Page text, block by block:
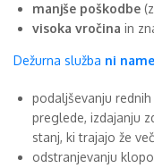
manjše poškodbe
visoka vročina in
Dežurna služba ni
podaljševanju
preglede, izdajanju
stanj, ki trajajo že
odstranjevanju